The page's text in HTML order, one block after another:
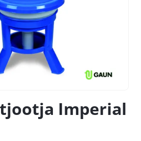
Imperial